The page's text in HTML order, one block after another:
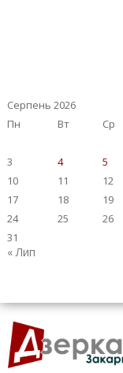
Серпень 2026
Пн
Вт Ср
3
4 5
10
11 12
17
18 19
24
25 26
31
« Лип